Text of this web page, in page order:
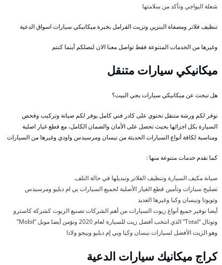
شعلة البواجي وتأكد من سلامتها
تنظيف فلاتر ومصفاة البنزين وتزيت الفرامل بخبرة ميكانيكي سيارات اسواق الدعية
وغيرها من الخدمات المتنوعة فقط تواصل معنا الان لنصلكم أينما كنتم
ميكانيكي سيارات متنقل
هل تبحث عن ميكانيكي سيارات يجي البيت؟
نوفر لكم ورشة متنقل تحتوي على كادر فني كامل يوفر لكم صيانة وتركيب وفحص
السيارة بكل اجزائها بحيث تحصل على الأمان والضمان الكامل، مع قطع غيار اصلية
ومناسبة لكافة أنواع السيارات الحديثة من نيسان ومرسيدس واودي وغيرها من السيارات
كما نقدم خدمات متنوعة منها :
صيانة مكيف السيارة وتنظيف الفلاتر وتبديلها في حالة التلف.
تصليح سيارات وتأمين قطع الغيار الأصلية لجميع السيارات بي ام دبليو ومرسيدس
وتويوتا ونيسان وكيا وغيرها العديد
أيضا توفير جميع أنواع زيوت السيارات من أهم الشركات تصنيع الزيوت كشركة كاسترو
وتوتال “Total” الذي انتخب أفضل زيت للسيارة لعام 2020 ونؤمن أيضا موبل “Mobil”
وهو الزيت الأفضل لسيارات نيسان وكيا وبي إم دبليو وبيجو ولادا
كراج ميكانيك سيارات الدعية